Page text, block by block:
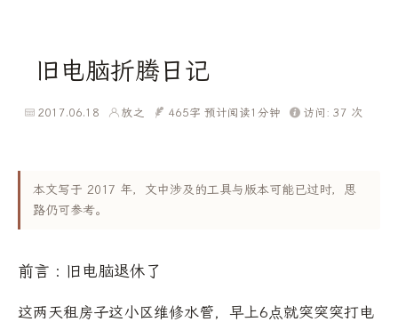
旧电脑折腾日记
2017.06.18 放之 465字 预计阅读1分钟 访问: 37 次
本文写于 2017 年，文中涉及的工具与版本可能已过时，思
路仍可参考。
前言 : 旧电脑退休了
这两天租房子这小区维修水管，早上6点就突突突打电